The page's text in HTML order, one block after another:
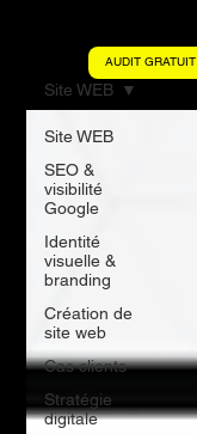
AUDIT GRATUIT
Site WEB
SEO &
visibilité
Google
Identité
visuelle &
branding
Création de
site web
Cas clients
Stratégie
digitale
Site WEB